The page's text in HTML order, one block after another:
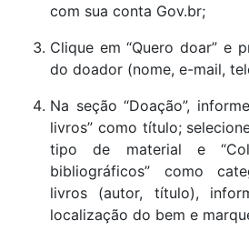
com sua conta Gov.br;
Clique em “Quero doar” e
do doador (nome, e-mail,
Na seção “Doação”,
livros” como título;
tipo de material e
bibliográficos” como
livros (autor, título),
localização do bem e